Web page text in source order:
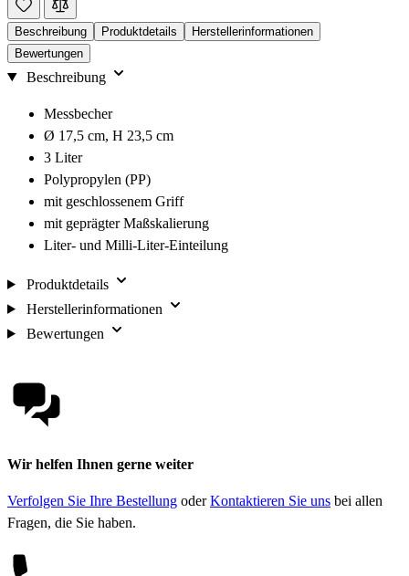
Beschreibung Produktdetails
Herstellerinformationen
Bewertungen
Beschreibung
Messbecher
Ø 17,5 cm, H 23,5 cm
3 Liter
Polypropylen (PP)
mit geschlossenem Griff
mit geprägter Maßskalierung
Liter- und Milli-Liter-Einteilung
Produktdetails
Herstellerinformationen
Bewertungen
Wir helfen Ihnen gerne weiter
Verfolgen Sie Ihre Bestellung oderKontaktieren Sie uns bei allen
Fragen, die Sie haben.